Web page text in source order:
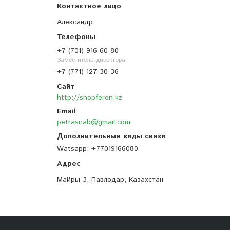
Александр
+7 (701) 916-60-80
Заместитель директора
+7 (771) 127-30-36
http://shopferon.kz
petrasnab@gmail.com
Watsapp +77019166080
Майры 3, Павлодар, Казахстан